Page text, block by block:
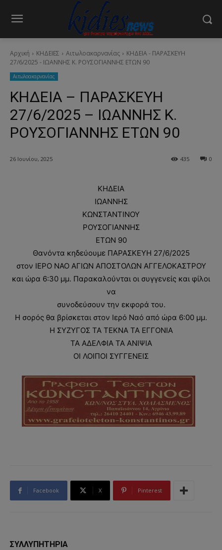
Αρχική ΚΗΔΕΙΕΣ Aιτωλοακαρνανίας
ΚΗΔΕΙΑ - ΠΑΡΑΣΚΕΥΗ
27/6/2025 - ΙΩΑΝΝΗΣ Κ. ΡΟΥΣΟΓΙΑΝΝΗΣ ΕΤΩΝ 90
Aιτωλοακαρνανίας
ΚΗΔΕΙΑ – ΠΑΡΑΣΚΕΥΗ
27/6/2025 – ΙΩΑΝΝΗΣ Κ.
ΡΟΥΣΟΓΙΑΝΝΗΣ ΕΤΩΝ 90
26 Ιουνίου, 2025 0
435
ΚΗΔΕΙΑ
ΙΩΑΝΝΗΣ
ΚΩΝΣΤΑΝΤΙΝΟΥ
ΡΟΥΣΟΓΙΑΝΝΗΣ
ΕΤΩΝ 90
Θανόντα κηδεύουμε ΠΑΡΑΣΚΕΥΗ 27/6/2025
στον ΙΕΡΟ ΝΑΟ ΑΓΙΩΝ ΑΠΟΣΤΟΛΩΝ ΑΓΓΕΛΟΚΑΣΤΡΟΥ
και ώρα 6:30 μμ. Παρακαλούνται οι συγγενείς και φίλοι
να
συνοδεύσουν την εκφορά του.
Η σορός θα βρίσκεται στον Ιερό Ναό από ώρα 6:00 μμ.
Η ΣΥΖΥΓΟΣ ΤΑ ΤΕΚΝΑ ΤΑ ΕΓΓΟΝΙΑ
ΤΑ ΑΔΕΛΦΙΑ ΤΑ ΑΝΙΨΙΑ
ΟΙ ΛΟΙΠΟΙ ΣΥΓΓΕΝΕΙΣ
Facebook X Pinterest
ΣΥΛΛΥΠΗΤΗΡΙΑ